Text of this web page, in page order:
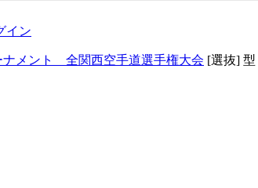
イン
ナメント 全関西空手道選手権大会 [選抜] 型